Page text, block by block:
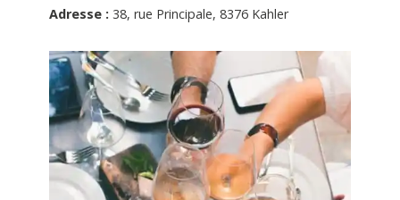
Adresse : 38, rue Principale, 8376 Kahler